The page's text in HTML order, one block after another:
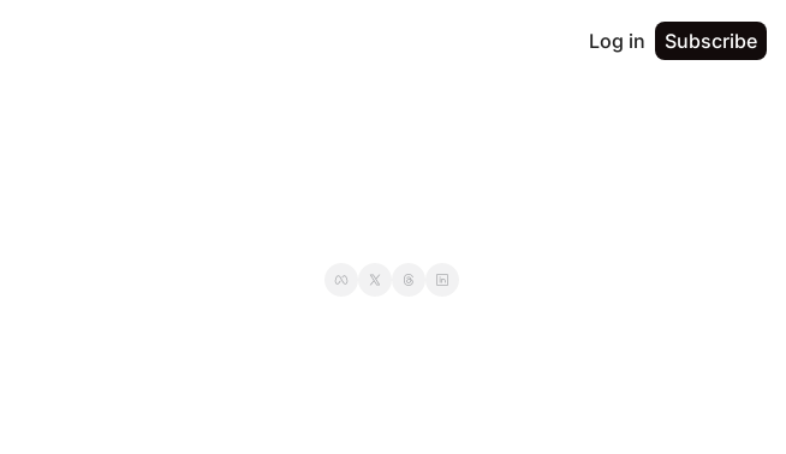
Log in Subscribe